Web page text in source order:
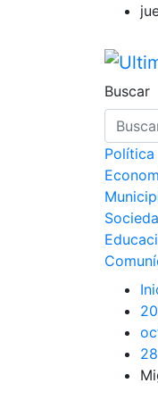
Buscar
Política
28